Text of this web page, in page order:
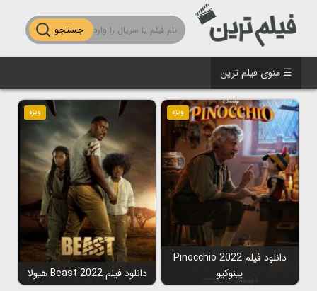
جستجو
☰ منوی فیلم ترین
ویژه
دانلود فیلم Pinocchio 2022
پینوکیو
ویژه
دانلود فیلم Beast 2022 هیولا